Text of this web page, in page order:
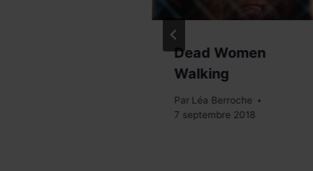
Dead Women
Walking
Par Léa Berroche
7 septembre 2018